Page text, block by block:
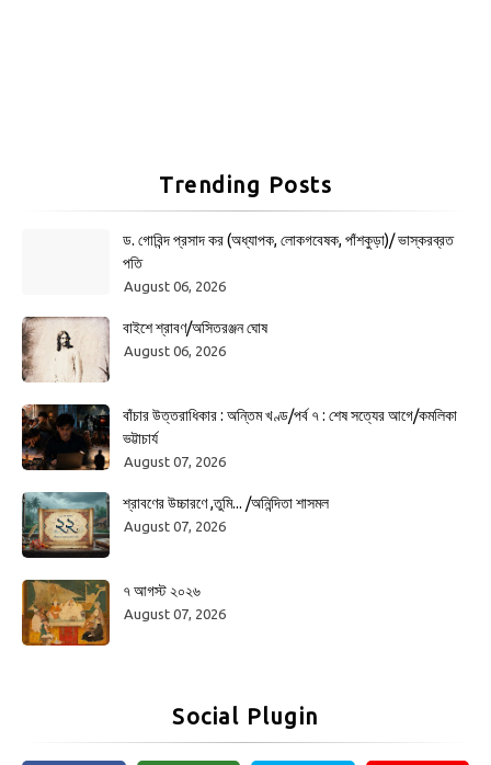
Trending Posts
ড. গোবিন্দ প্রসাদ কর (অধ্যাপক, লোকগবেষক, পাঁশকুড়া)/ ভাস্করব্রত
পতি
August 06, 2026
বাইশে শ্রাবণ/অসিতরঞ্জন ঘোষ
August 06, 2026
বাঁচার উত্তরাধিকার : অন্তিম খণ্ড/পর্ব ৭ : শেষ সত্যের আগে/কমলিকা
ভট্টাচার্য
August 07, 2026
শ্রাবণের উচ্চারণে ,তুমি... /অনিন্দিতা শাসমল
August 07, 2026
৭ আগস্ট ২০২৬
August 07, 2026
Social Plugin